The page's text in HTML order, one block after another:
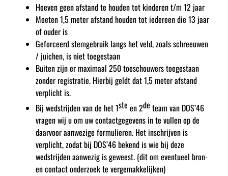
Hoeven geen afstand te houden tot kinderen t/m 12 jaar
Moeten 1,5 meter afstand houden tot iedereen die 13 jaar
of ouder is
Geforceerd stemgebruik langs het veld, zoals schreeuwen
/ juichen, is niet toegestaan
Buiten zijn er maximaal 250 toeschouwers toegestaan
zonder registratie. Hierbij geldt dat 1,5 meter afstand
verplicht is.
Bij wedstrijden van de het 1ste en 2de team van DOS’46
vragen wij u om uw contactgegevens in te vullen op de
daarvoor aanwezige formulieren. Het inschrijven is
verplicht, zodat bij DOS’46 bekend is wie bij deze
wedstrijden aanwezig is geweest. (dit om eventueel bron-
en contact onderzoek te vergemakkelijken)